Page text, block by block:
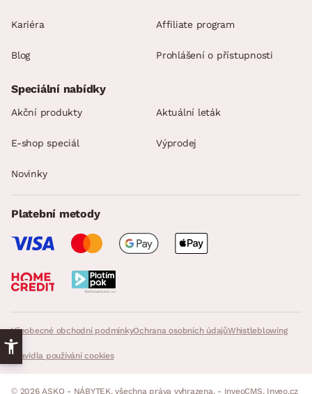
Kariéra
Blog
Affiliate program
Prohlášení o přístupnosti
Všeobecné obchodní podmínkyOchrana osobních údajůWhistleblowing
Pravidla používání cookies
Speciální nabídky
Akční produkty Aktuální leták
E-shop speciál Výprodej
Novinky
Platební metody
© 2026 ASKO - NÁBYTEK, všechna práva vyhrazena. - InveoCMS, Inveo.cz